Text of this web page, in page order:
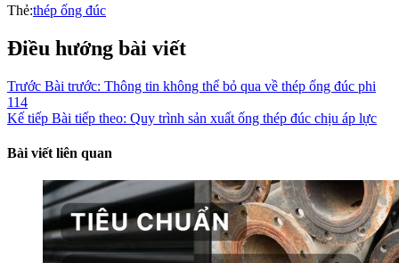
Thẻ:thép ống đúc
Điều hướng bài viết
Trước Bài trước: Thông tin không thể bỏ qua về thép ống đúc phi
114
Kế tiếp Bài tiếp theo: Quy trình sản xuất ống thép đúc chịu áp lực
Bài viết liên quan